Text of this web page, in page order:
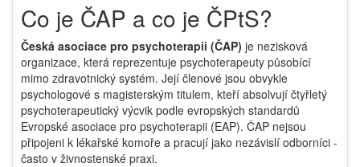
Co je ČAP a co je ČPtS?
Česká asociace pro psychoterapii (ČAP) je nezisková
organizace, která reprezentuje psychoterapeuty působící
mimo zdravotnický systém. Její členové jsou obvykle
psychologové s magisterským titulem, kteří absolvují čtyřletý
psychoterapeutický výcvik podle evropských standardů
Evropské asociace pro psychoterapii (EAP). ČAP nejsou
připojeni k lékařské komoře a pracují jako nezávislí odborníci -
často v živnostenské praxi.